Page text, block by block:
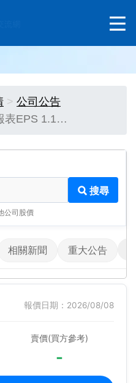
公司公告
表EPS 1.1…
搜尋
公司股價
相關新聞 重大公告
報價日期：2026/08/08
賣價(買方參考)
-